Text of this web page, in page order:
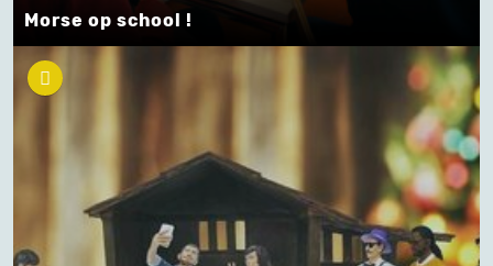
Morse op school !